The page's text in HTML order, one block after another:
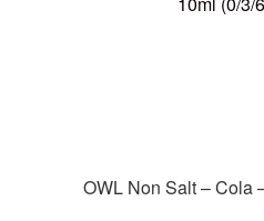
OWL Non Salt – Cola